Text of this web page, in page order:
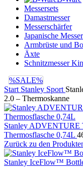
Messersets
Damastmesser
Messerschärfer
Japanische Messer
Armbrüste und
Äxte
Schnitzmesser
%SALE%
Start Stanley Sport
2.0 – Thermoskanne
Stanley ADVENTURE
Thermosflasche 0,74L
Zurück zu den
Stanley IceFlow™